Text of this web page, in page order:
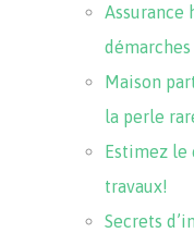
Assurance
Maison
la perle
Estimez le
travaux!
Secrets